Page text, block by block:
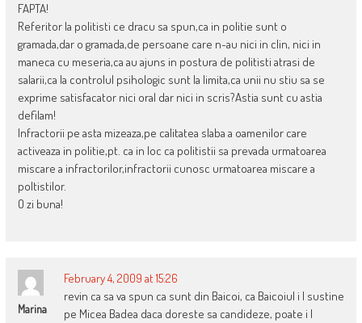
FAPTA!
Referitor la politisti ce dracu sa spun,ca in politie sunt o
gramada,dar o gramada,de persoane care n-au nici in clin, nici in
maneca cu meseria,ca au ajuns in postura de politisti atrasi de
salarii,ca la controlul psihologic sunt la limita,ca unii nu stiu sa se
exprime satisfacator nici oral dar nici in scris?Astia sunt cu astia
defilam!
Infractorii pe asta mizeaza,pe calitatea slaba a oamenilor care
activeaza in politie,pt. ca in loc ca politistii sa prevada urmatoarea
miscare a infractorilor,infractorii cunosc urmatoarea miscare a
poltistilor.
O zi buna!
Marina
February 4, 2009 at 15:26
revin ca sa va spun ca sunt din Baicoi, ca Baicoiul i l sustine
pe Micea Badea daca doreste sa candideze, poate i l